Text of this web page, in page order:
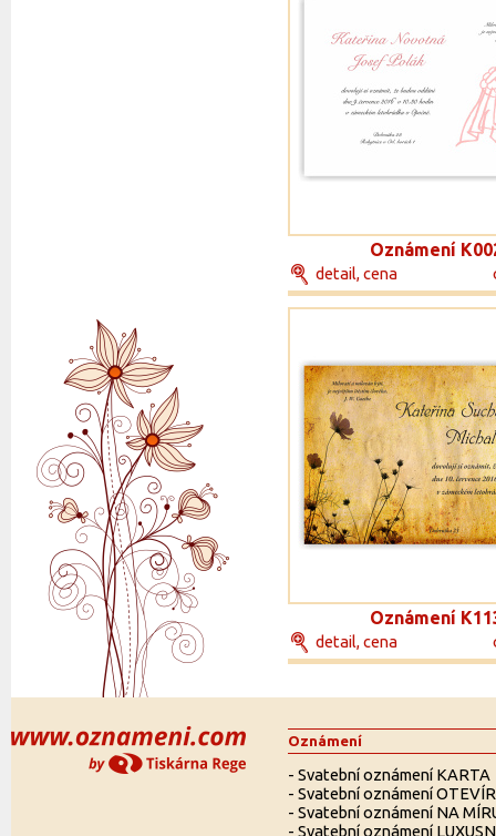
Oznámení
detail, cena
Oznámení
detail, cena
Oznámení
- Svatební oznámení KARTA
- Svatební oznámení
- Svatební oznámení NA
- Svatební oznámení